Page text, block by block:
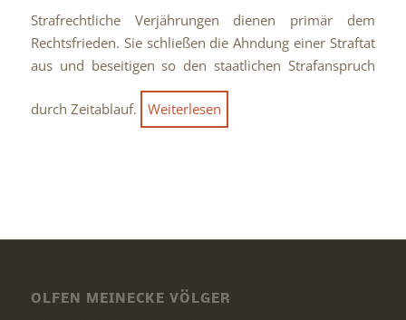
Strafrechtliche Verjährungen dienen primär dem
Rechtsfrieden. Sie schließen die Ahndung einer Straftat
aus und beseitigen so den staatlichen Strafanspruch
durch Zeitablauf. Weiterlesen
OLFEN MEINECKE VÖLGER